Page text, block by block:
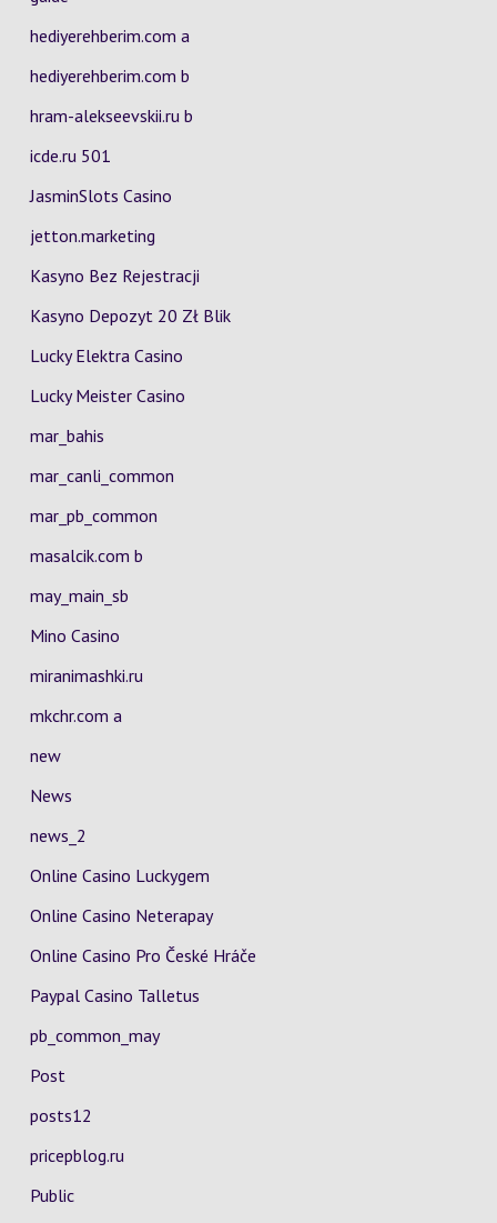
hediyerehberim.com a
hediyerehberim.com b
hram-alekseevskii.ru b
icde.ru 501
JasminSlots Casino
jetton.marketing
Kasyno Bez Rejestracji
Kasyno Depozyt 20 Zł Blik
Lucky Elektra Casino
Lucky Meister Casino
mar_bahis
mar_canli_common
mar_pb_common
masalcik.com b
may_main_sb
Mino Casino
miranimashki.ru
mkchr.com a
new
News
news_2
Online Casino Luckygem
Online Casino Neterapay
Online Casino Pro České Hráče
Paypal Casino Talletus
pb_common_may
Post
posts12
pricepblog.ru
Public